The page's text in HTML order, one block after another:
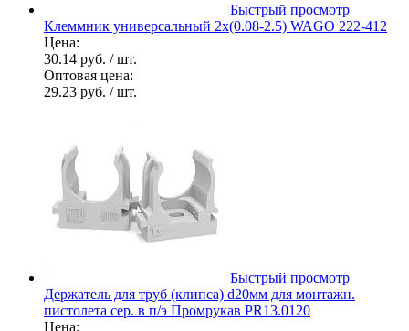
Быстрый просмотр
Клеммник универсальный 2х(0.08-2.5) WAGO 222-412
Цена:
30.14 руб. / шт.
Оптовая цена:
29.23 руб. / шт.
Быстрый просмотр
Держатель для труб (клипса) d20мм для монтажн.
пистолета сер. в п/э Промрукав PR13.0120
Цена: